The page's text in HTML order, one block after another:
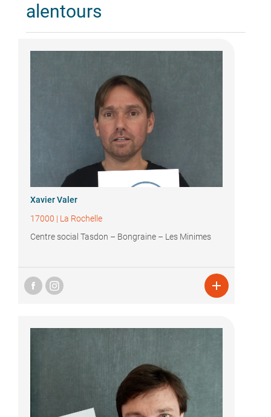
alentours
Xavier Valer
17000 | La Rochelle
Centre social Tasdon – Bongraine – Les Minimes
